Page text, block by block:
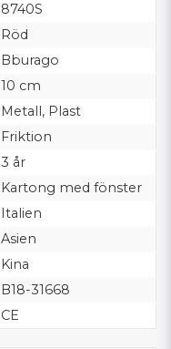
8740S
Röd
Bburago
10 cm
Metall, Plast
Friktion
3 år
Kartong med fönster
Italien
Asien
Kina
B18-31668
CE